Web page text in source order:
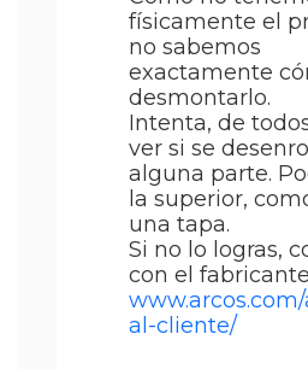
físicamente el
no sabemos
exactamente
desmontarlo.
Intenta, de
ver si se
alguna parte.
la superior,
una tapa.
Si no lo logras,
con el
al-cliente/